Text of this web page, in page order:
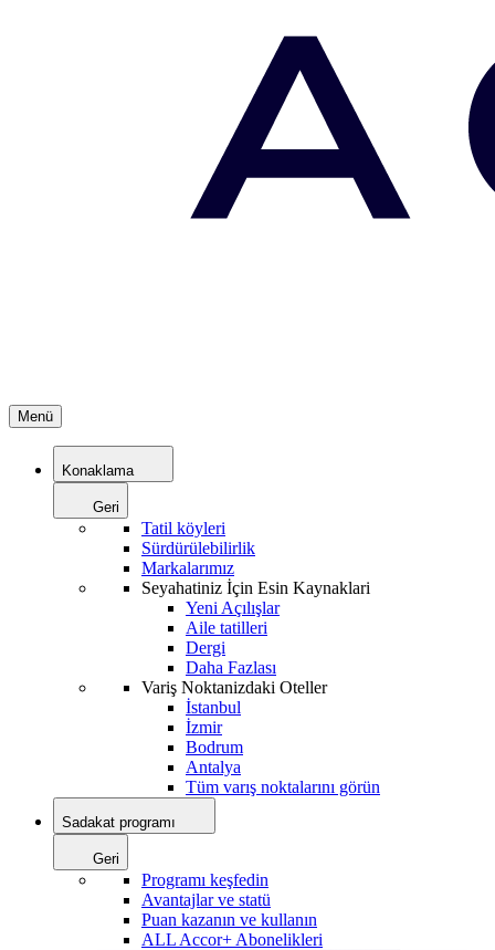
Menü
Konaklama
Geri
Tatil köyleri
Sürdürülebilirlik
Markalarımız
Seyahatiniz İçin Esin Kaynaklari
Yeni Açılışlar
Aile tatilleri
Dergi
Daha Fazlası
Variş Noktanizdaki Oteller
İstanbul
İzmir
Bodrum
Antalya
Tüm varış noktalarını görün
Sadakat programı
Geri
Programı keşfedin
Avantajlar ve statü
Puan kazanın ve kullanın
ALL Accor+ Abonelikleri